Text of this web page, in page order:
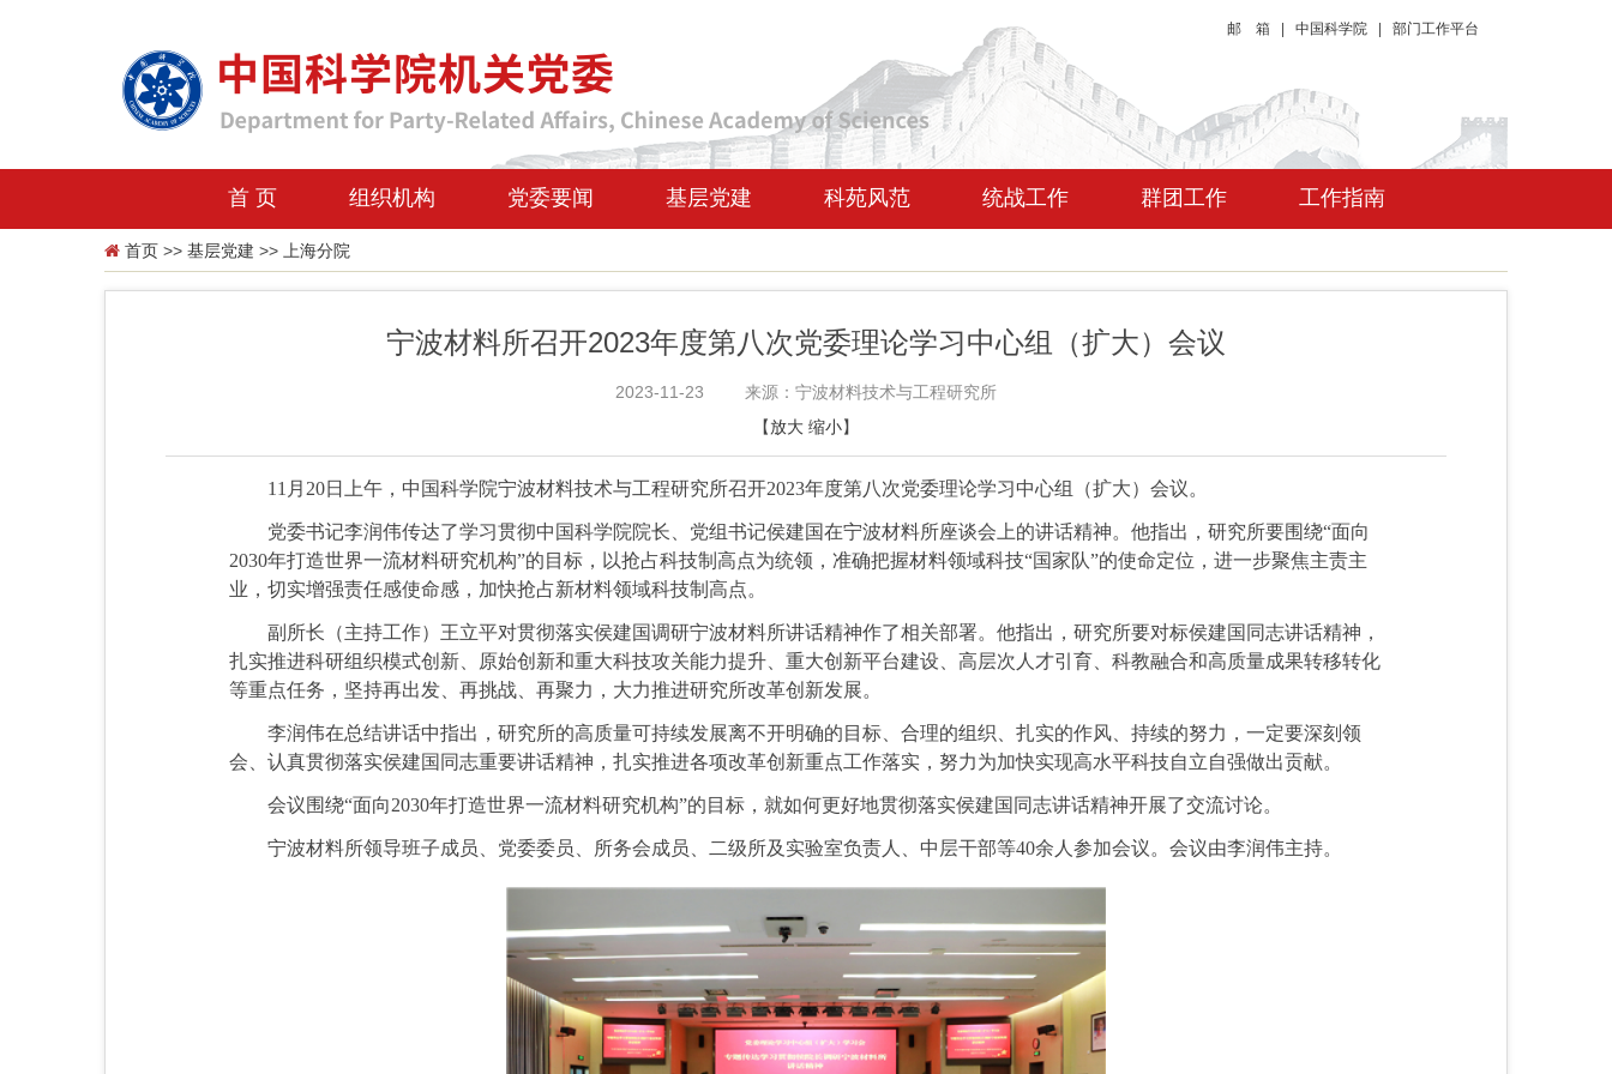
邮 箱 中国科学院 部门工作平台
首 页 组织机构 党委要闻 基层党建 科苑风范 统战工作 群团工作 工作指南
首页 >> 基层党建 >> 上海分院
宁波材料所召开2023年度第八次党委理论学习中心组（扩大）会议
2023-11-23
来源：宁波材料技术与工程研究所
【放大 缩小】
11月20日上午，中国科学院宁波材料技术与工程研究所召开2023年度第八次党委理论学习中心组（扩大）会议。
党委书记李润伟传达了学习贯彻中国科学院院长、党组书记侯建国在宁波材料所座谈会上的讲话精神。他指出，研究所要围绕“面向
2030年打造世界一流材料研究机构”的目标，以抢占科技制高点为统领，准确把握材料领域科技“国家队”的使命定位，进一步聚焦主责主
业，切实增强责任感使命感，加快抢占新材料领域科技制高点。
副所长（主持工作）王立平对贯彻落实侯建国调研宁波材料所讲话精神作了相关部署。他指出，研究所要对标侯建国同志讲话精神，
扎实推进科研组织模式创新、原始创新和重大科技攻关能力提升、重大创新平台建设、高层次人才引育、科教融合和高质量成果转移转化
等重点任务，坚持再出发、再挑战、再聚力，大力推进研究所改革创新发展。
李润伟在总结讲话中指出，研究所的高质量可持续发展离不开明确的目标、合理的组织、扎实的作风、持续的努力，一定要深刻领
会、认真贯彻落实侯建国同志重要讲话精神，扎实推进各项改革创新重点工作落实，努力为加快实现高水平科技自立自强做出贡献。
会议围绕“面向2030年打造世界一流材料研究机构”的目标，就如何更好地贯彻落实侯建国同志讲话精神开展了交流讨论。
宁波材料所领导班子成员、党委委员、所务会成员、二级所及实验室负责人、中层干部等40余人参加会议。会议由李润伟主持。